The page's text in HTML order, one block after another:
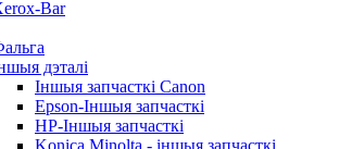
Bar
дэталі
Іншыя запчасткі Canon
Epson-Іншыя запчасткі
HP-Іншыя запчасткі
Konica Minolta - іншыя запчасткі